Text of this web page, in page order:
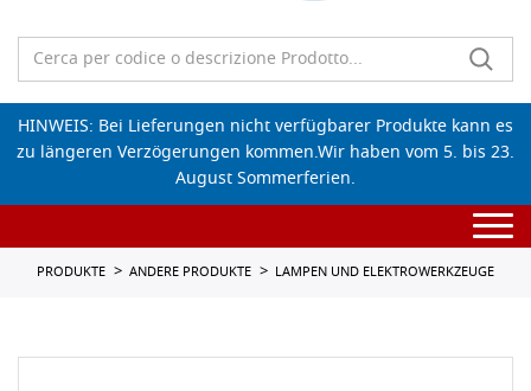
Wunschliste leeren
HINWEIS: Bei Lieferungen nicht verfügbarer Produkte kann es
zu längeren Verzögerungen kommen.Wir haben vom 5. bis 23.
August Sommerferien.
PRODUKTE ANDERE PRODUKTE LAMPEN UND ELEKTROWERKZEUGE